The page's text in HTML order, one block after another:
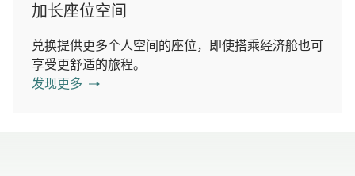
加长座位空间
兑换提供更多个人空间的座位，即使搭乘经济舱也可
享受更舒适的旅程。
发现更多